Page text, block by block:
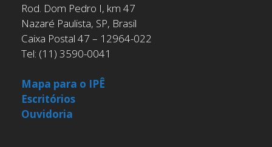
Rod. Dom Pedro I, km 47
Nazaré Paulista, SP, Brasil
Caixa Postal 47 – 12964-022
Tel: (11) 3590-0041
Mapa para o IPÊ
Escritórios
Ouvidoria